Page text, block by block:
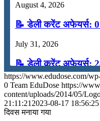
August 4, 2026
📝 डेली करेंट अफेयर्स:
July 31, 2026
📝 डेली करेंट अफेयर्स:
July 28, 2026
📝 डेली करेंट अफेयर्स:
https://www.edudose.com/
0 Team EduDose https://
content/uploads/2014/05/
21:11:21 2023-08-17 18:56:25
दिवस मनाया गया